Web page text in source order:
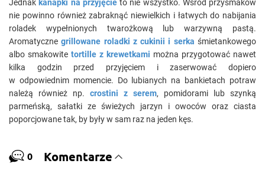
Jednak kanapki na przyjęcieto nie wszystko. Wśród przysmaków
nie powinno również zabraknąć niewielkich i łatwych do nabijania
roladek wypełnionych twarożkową lub warzywną pastą.
Aromatycznegrillowane roladki z cukinii i serka śmietankowego
albo smakowite tortille z krewetkami można przygotować nawet
kilka godzin przed przyjęciem i zaserwować dopiero
w odpowiednim momencie. Do lubianych na bankietach potraw
należą również np. crostini z serem, pomidorami lub szynką
parmeńską, sałatki ze świeżych jarzyn i owoców oraz ciasta
poporcjowane tak, by były w sam raz na jeden kęs.
0 Komentarze